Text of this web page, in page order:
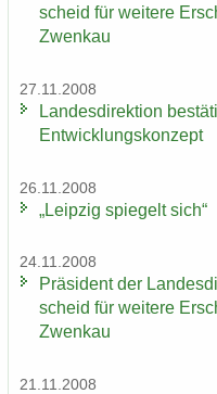
scheid für wei­te­re
Zwenkau
27.11.2008
Lan­des­di­rek­ti­on
Ent­wick­lungs­kon­zept
26.11.2008
„Leip­zig spie­gelt sich“
24.11.2008
Prä­si­dent der
scheid für wei­te­re
Zwenkau
21.11.2008